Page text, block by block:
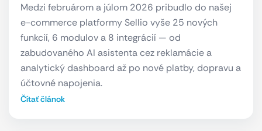
Medzi februárom a júlom 2026 pribudlo do našej
e-commerce platformy Sellio vyše 25 nových
funkcií, 6 modulov a 8 integrácií — od
zabudovaného AI asistenta cez reklamácie a
analytický dashboard až po nové platby, dopravu a
účtovné napojenia.
Čítať článok